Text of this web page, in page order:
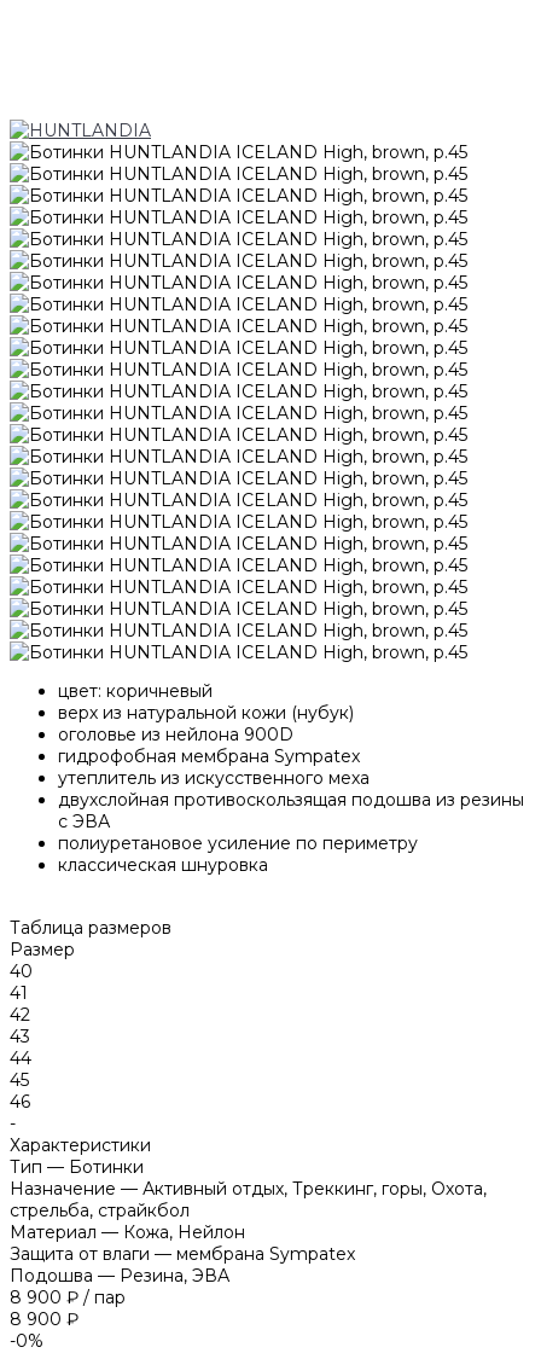
цвет: коричневый
верх из натуральной кожи (нубук)
оголовье из нейлона 900D
гидрофобная мембрана Sympatex
утеплитель из искусственного меха
двухслойная противоскользящая подошва из резины
с ЭВА
полиуретановое усиление по периметру
классическая шнуровка
Таблица размеров
Размер
40
41
42
43
44
45
46
-
Характеристики
Тип — Ботинки
Назначение — Активный отдых, Треккинг, горы, Охота,
стрельба, страйкбол
Материал — Кожа, Нейлон
Защита от влаги — мембрана Sympatex
Подошва — Резина, ЭВА
8 900 ₽ / пар
8 900 ₽
-0%